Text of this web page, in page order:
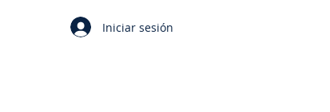
Iniciar sesión